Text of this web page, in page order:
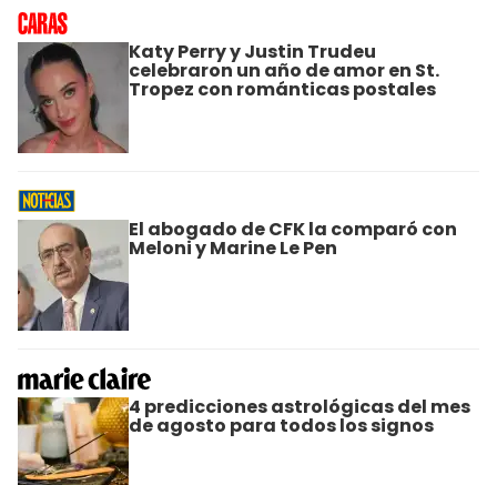
Katy Perry y Justin Trudeu
celebraron un año de amor en St.
Tropez con románticas postales
El abogado de CFK la comparó con
Meloni y Marine Le Pen
4 predicciones astrológicas del mes
de agosto para todos los signos